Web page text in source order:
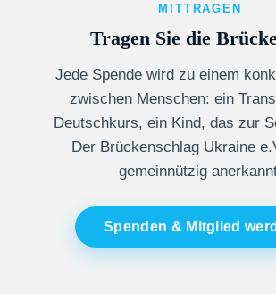
MITTRAGEN
Tragen Sie die
Jede Spende wird zu einem
zwischen Menschen: ein
Deutschkurs, ein Kind, das zur
Der Brückenschlag Ukraine
gemeinnützig
Spenden & Mitglied